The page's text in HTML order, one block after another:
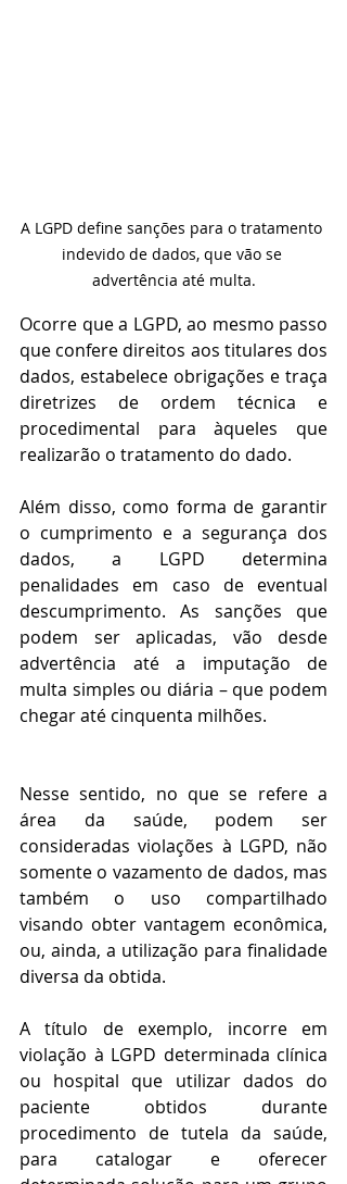
A LGPD define sanções para o tratamento
indevido de dados, que vão se
advertência até multa.
Ocorre que a LGPD, ao mesmo passo
que confere direitos aos titulares dos
dados, estabelece obrigações e traça
diretrizes de ordem técnica e
procedimental para àqueles que
realizarão o tratamento do dado.
Além disso, como forma de garantir
o cumprimento e a segurança dos
dados, a LGPD determina
penalidades em caso de eventual
descumprimento. As sanções que
podem ser aplicadas, vão desde
advertência até a imputação de
multa simples ou diária – que podem
chegar até cinquenta milhões.
Nesse sentido, no que se refere a
área da saúde, podem ser
consideradas violações à LGPD, não
somente o vazamento de dados, mas
também o uso compartilhado
visando obter vantagem econômica,
ou, ainda, a utilização para finalidade
diversa da obtida.
A título de exemplo, incorre em
violação à LGPD determinada clínica
ou hospital que utilizar dados do
paciente obtidos durante
procedimento de tutela da saúde,
para catalogar e oferecer